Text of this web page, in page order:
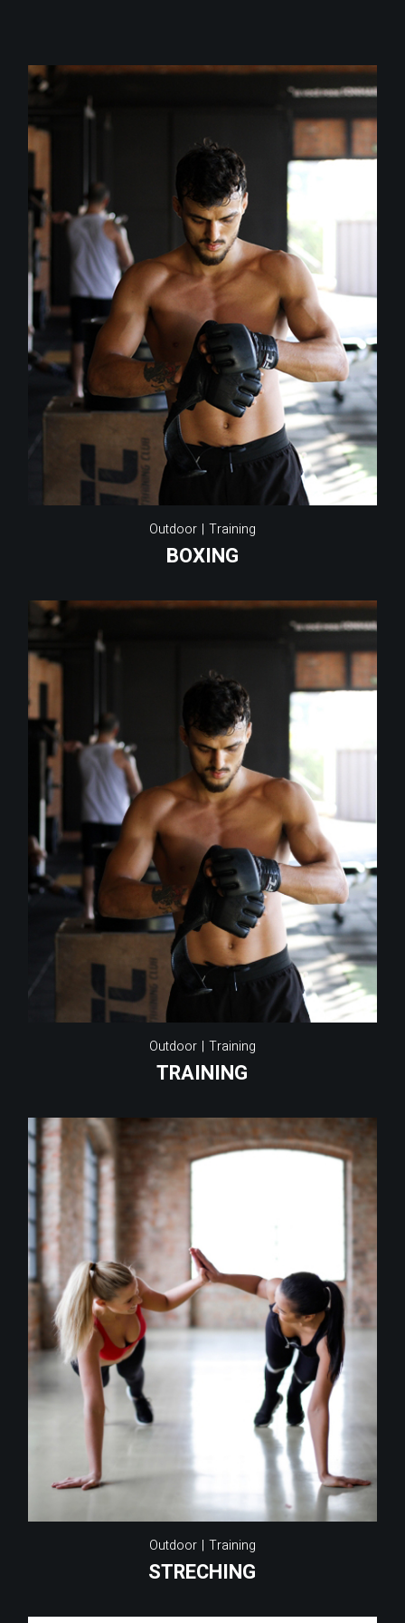
Outdoor Training
BOXING
Outdoor Training
TRAINING
Outdoor Training
STRECHING